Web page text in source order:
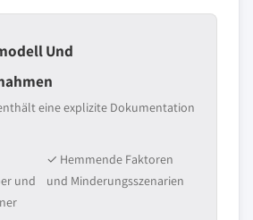
Und
eine explizite Dokumentation
und
✓ Hemmende Faktoren
und Minderungsszenarien